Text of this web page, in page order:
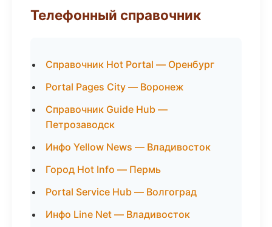
Телефонный справочник
Справочник Hot Portal — Оренбург
Portal Pages City — Воронеж
Справочник Guide Hub —
Петрозаводск
Инфо Yellow News — Владивосток
Город Hot Info — Пермь
Portal Service Hub — Волгоград
Инфо Line Net — Владивосток